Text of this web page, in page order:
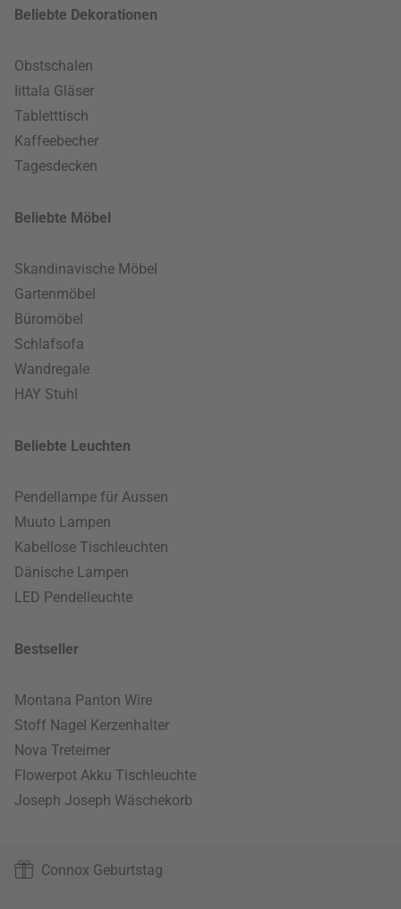
Beliebte Dekorationen
Obstschalen
Iittala Gläser
Tabletttisch
Kaffeebecher
Tagesdecken
Beliebte Möbel
Skandinavische Möbel
Gartenmöbel
Büromöbel
Schlafsofa
Wandregale
HAY Stuhl
Beliebte Leuchten
Pendellampe für Aussen
Muuto Lampen
Kabellose Tischleuchten
Dänische Lampen
LED Pendelleuchte
Bestseller
Montana Panton Wire
Stoff Nagel Kerzenhalter
Nova Treteimer
Flowerpot Akku Tischleuchte
Joseph Joseph Wäschekorb
Connox Geburtstag